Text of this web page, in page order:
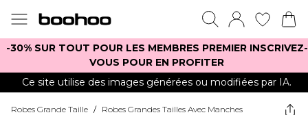
-30% SUR TOUT POUR LES MEMBRES PREMIER INSCRIVEZ-
VOUS POUR EN PROFITER
Ce site utilise des images générées ou modifiées par IA.
Robes Grande Taille / Robes Grandes Tailles Avec Manches